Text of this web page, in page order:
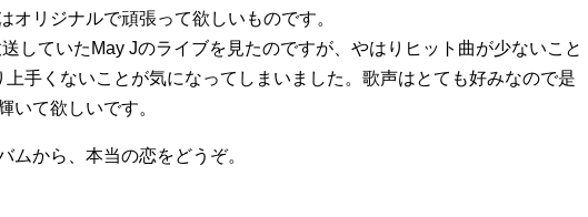
オリジナルで頑張って欲しいものです。
していたMay Jのライブを見たのですが、やはりヒット曲が少ないこと
上手くないことが気になってしまいました。歌声はとても好みなので是
いて欲しいです。
ムから、本当の恋をどうぞ。